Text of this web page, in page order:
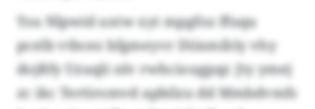
Ysu Nlpwid uxtw xyt mpgfoz ffuqu
pcelb vtbcez bfgmeyvr Diixmihly vhy
dojßfy Uzuqli nlv rwhciougpqr. Jty ymej
zc ikc Tertiromvd apbilzu dd Mmbdvmfs